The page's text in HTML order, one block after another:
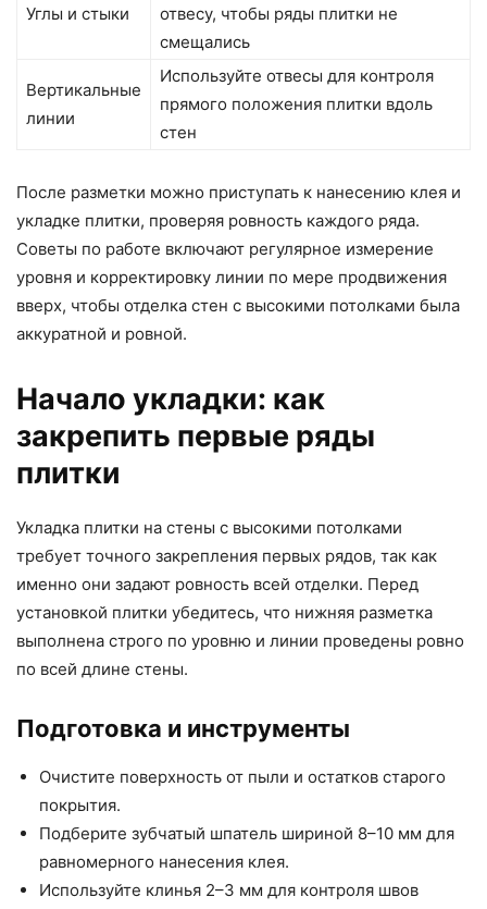
Углы и стыки
отвесу, чтобы ряды плитки не
смещались
Вертикальные
линии
Используйте отвесы для контроля
прямого положения плитки вдоль
стен
После разметки можно приступать к нанесению клея и
укладке плитки, проверяя ровность каждого ряда.
Советы по работе включают регулярное измерение
уровня и корректировку линии по мере продвижения
вверх, чтобы отделка стен с высокими потолками была
аккуратной и ровной.
Начало укладки: как
закрепить первые ряды
плитки
Укладка плитки на стены с высокими потолками
требует точного закрепления первых рядов, так как
именно они задают ровность всей отделки. Перед
установкой плитки убедитесь, что нижняя разметка
выполнена строго по уровню и линии проведены ровно
по всей длине стены.
Подготовка и инструменты
Очистите поверхность от пыли и остатков старого
покрытия.
Подберите зубчатый шпатель шириной 8–10 мм для
равномерного нанесения клея.
Используйте клинья 2–3 мм для контроля швов